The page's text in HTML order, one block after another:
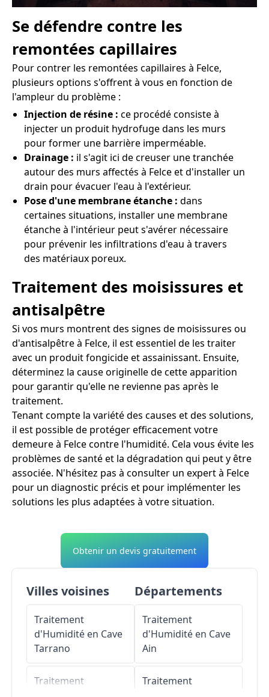
Se défendre contre les
remontées capillaires
Pour contrer les remontées capillaires à Felce,
plusieurs options s'offrent à vous en fonction de
l'ampleur du problème :
Injection de résine : ce procédé consiste à
injecter un produit hydrofuge dans les murs
pour former une barrière imperméable.
Drainage : il s'agit ici de creuser une tranchée
autour des murs affectés à Felce et d'installer un
drain pour évacuer l'eau à l'extérieur.
Pose d'une membrane étanche : dans
certaines situations, installer une membrane
étanche à l'intérieur peut s'avérer nécessaire
pour prévenir les infiltrations d'eau à travers
des matériaux poreux.
Traitement des moisissures et
antisalpêtre
Si vos murs montrent des signes de moisissures ou
d'antisalpêtre à Felce, il est essentiel de les traiter
avec un produit fongicide et assainissant. Ensuite,
déterminez la cause originelle de cette apparition
pour garantir qu'elle ne revienne pas après le
traitement.
Tenant compte la variété des causes et des solutions,
il est possible de protéger efficacement votre
demeure à Felce contre l'humidité. Cela vous évite les
problèmes de santé et la dégradation qui peut y être
associée. N'hésitez pas à consulter un expert à Felce
pour un diagnostic précis et pour implémenter les
solutions les plus adaptées à votre situation.
Obtenir un devis gratuitement
Villes voisines
Traitement
d'Humidité en Cave
Tarrano
Traitement
Départements
Traitement
d'Humidité en Cave
Ain
Traitement